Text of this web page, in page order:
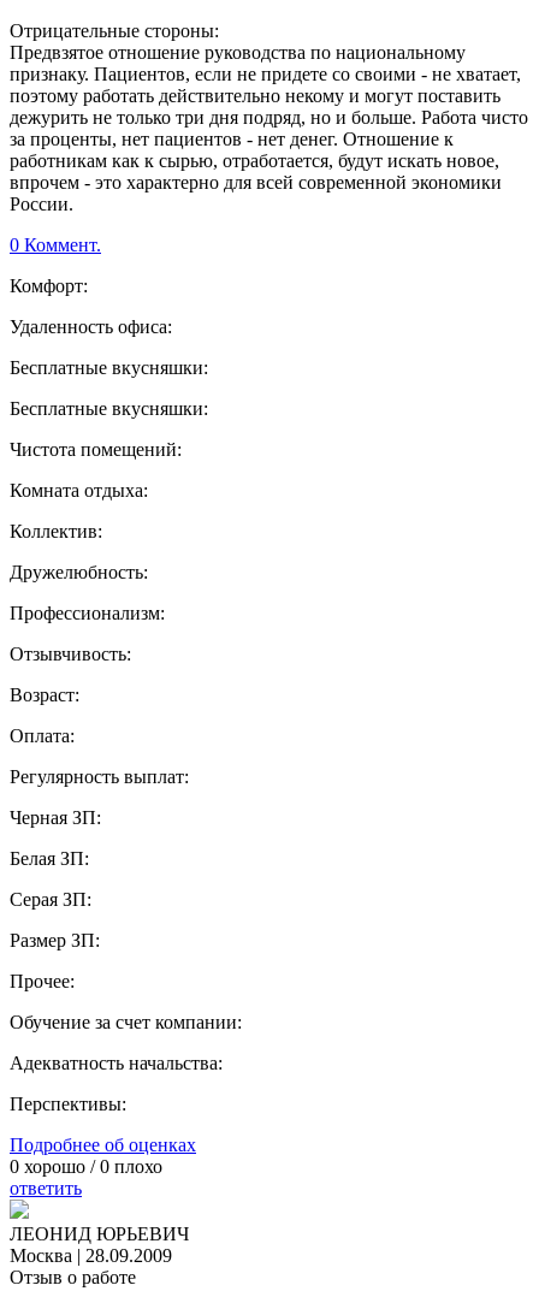
Отрицательные стороны:
Предвзятое отношение руководства по национальному
признаку. Пациентов, если не придете со своими - не хватает,
поэтому работать действительно некому и могут поставить
дежурить не только три дня подряд, но и больше. Работа чисто
за проценты, нет пациентов - нет денег. Отношение к
работникам как к сырью, отработается, будут искать новое,
впрочем - это характерно для всей современной экономики
России.
0 Коммент.
Комфорт:
Удаленность офиса:
Бесплатные вкусняшки:
Бесплатные вкусняшки:
Чистота помещений:
Комната отдыха:
Коллектив:
Дружелюбность:
Профессионализм:
Отзывчивость:
Возраст:
Оплата:
Регулярность выплат:
Черная ЗП:
Белая ЗП:
Серая ЗП:
Размер ЗП:
Прочее:
Обучение за счет компании:
Адекватность начальства:
Перспективы:
Подробнее об оценках
0 хорошо /0 плохо
ответить
ЛЕОНИД ЮРЬЕВИЧ
Москва | 28.09.2009
Отзыв о работе